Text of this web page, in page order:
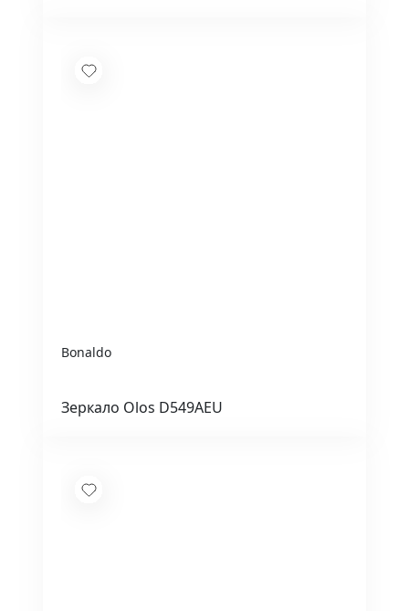
Bonaldo
Зеркало Olos D549AEU